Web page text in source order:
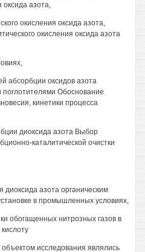
оксида азота,
окисления оксида азота,
окисления оксида азота
абсорбции оксидов азота
Обоснование
кинетики процесса
диоксида азота Выбор
каталитической очистки
азота органическим
в промышленных условиях,
обогащенных нитрозных газов в
исследования являлись